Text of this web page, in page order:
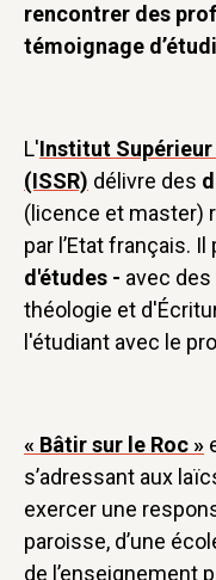
rencontrer des
témoignage
L'Institut
(ISSR) délivre des
(licence et master)
par l’Etat français. Il
d'études - avec
théologie et
l'étudiant avec le
« Bâtir sur le Roc »
s’adressant aux
exercer une
paroisse, d’une
de l’enseignement